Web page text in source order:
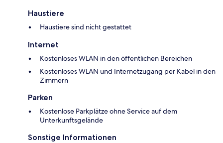
Haustiere
Haustiere sind nicht gestattet
Internet
Kostenloses WLAN in den öffentlichen Bereichen
Kostenloses WLAN und Internetzugang per Kabel in den
Zimmern
Parken
Kostenlose Parkplätze ohne Service auf dem
Unterkunftsgelände
Sonstige Informationen